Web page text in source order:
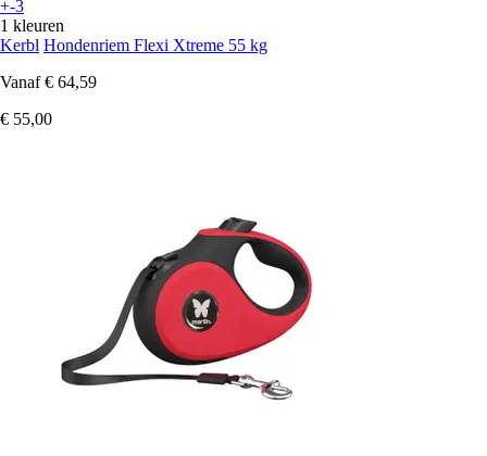
+-3
1 kleuren
Kerbl Hondenriem Flexi Xtreme 55 kg
Vanaf € 64,59
€ 55,00